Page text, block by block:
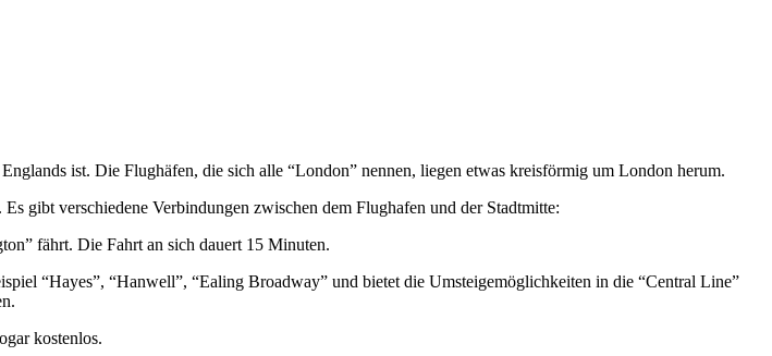
ist. Die Flughäfen, die sich alle “London” nennen, liegen etwas kreisförmig um London herum.
gibt verschiedene Verbindungen zwischen dem Flughafen und der Stadtmitte:
fährt. Die Fahrt an sich dauert 15 Minuten.
“Hayes”, “Hanwell”, “Ealing Broadway” und bietet die Umsteigemöglichkeiten in die “Central Line”
kostenlos.